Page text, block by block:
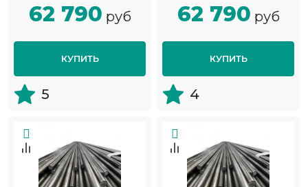
62 790 руб
КУПИТЬ
5
62 790 руб
КУПИТЬ
4